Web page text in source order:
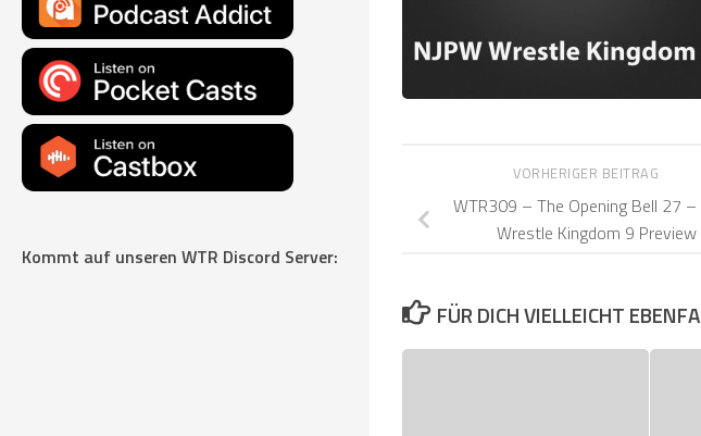
VORHERIGER BEITRAG
WTR309 – The Opening Bell 27 –
Wrestle Kingdom 9 Preview
FÜR DICH VIELLEICHT
Kommt auf unseren WTR Discord Server: